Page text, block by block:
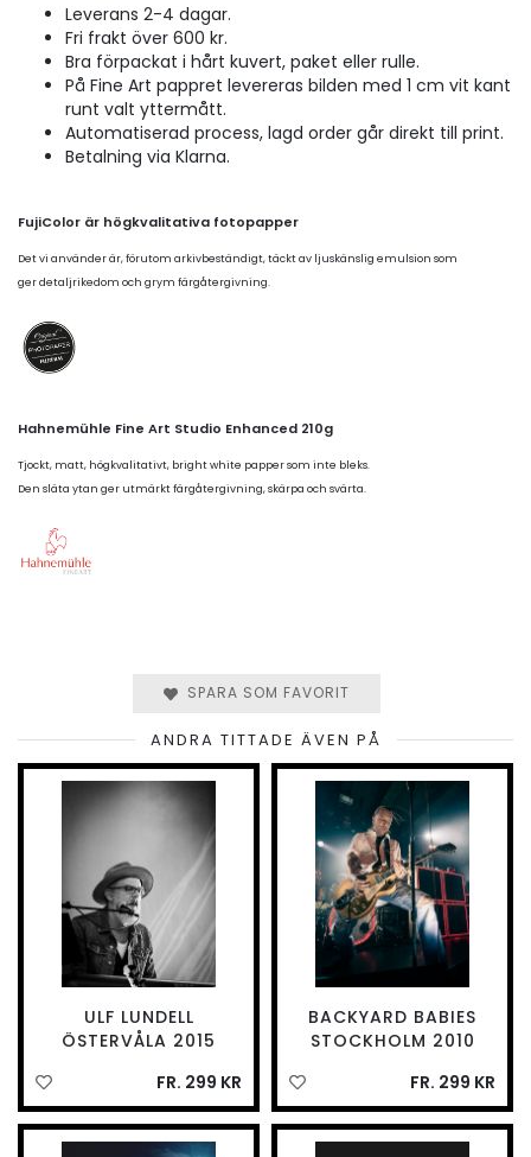
Leverans 2-4 dagar.
Fri frakt över 600 kr.
Bra förpackat i hårt kuvert, paket eller rulle.
På Fine Art pappret levereras bilden med 1 cm vit kant
runt valt yttermått.
Automatiserad process, lagd order går direkt till print.
Betalning via Klarna.
FujiColor är högkvalitativa fotopapper
Det vi använder är, förutom arkivbeständigt, täckt av ljuskänslig emulsion som
ger detaljrikedom och grym färgåtergivning.
Hahnemühle Fine Art Studio Enhanced 210g
Tjockt, matt, högkvalitativt, bright white papper som inte bleks.
Den släta ytan ger utmärkt färgåtergivning, skärpa och svärta.
SPARA SOM FAVORIT
ANDRA TITTADE ÄVEN PÅ
ULF LUNDELL
ÖSTERVÅLA 2015
FR. 299 KR
BACKYARD BABIES
STOCKHOLM 2010
FR. 299 KR